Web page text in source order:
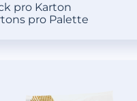
pro Karton
pro Palette